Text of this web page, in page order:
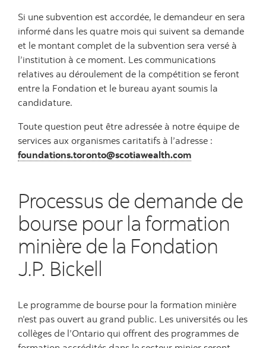
Si une subvention est accordée, le demandeur en sera
informé dans les quatre mois qui suivent sa demande
et le montant complet de la subvention sera versé à
l’institution à ce moment. Les communications
relatives au déroulement de la compétition se feront
entre la Fondation et le bureau ayant soumis la
candidature.
Toute question peut être adressée à notre équipe de
services aux organismes caritatifs à l’adresse :
foundations.toronto@scotiawealth.com
Processus de demande de
bourse pour la formation
minière de la Fondation
J.P. Bickell
Le programme de bourse pour la formation minière
n’est pas ouvert au grand public. Les universités ou les
collèges de l’Ontario qui offrent des programmes de